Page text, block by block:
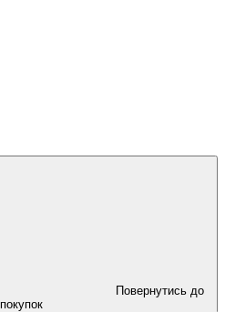
Повернутись до
покупок